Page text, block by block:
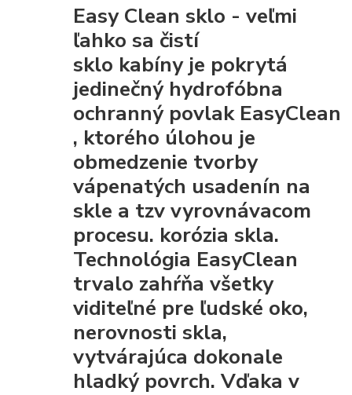
Easy Clean sklo - veľmi
ľahko sa čistí
sklo kabíny je pokrytá
jedinečný hydrofóbna
ochranný povlak EasyClean
, ktorého úlohou je
obmedzenie tvorby
vápenatých usadenín na
skle a tzv vyrovnávacom
procesu. korózia skla.
Technológia EasyClean
trvalo zahŕňa všetky
viditeľné pre ľudské oko,
nerovnosti skla,
vytvárajúca dokonale
hladký povrch. Vďakav